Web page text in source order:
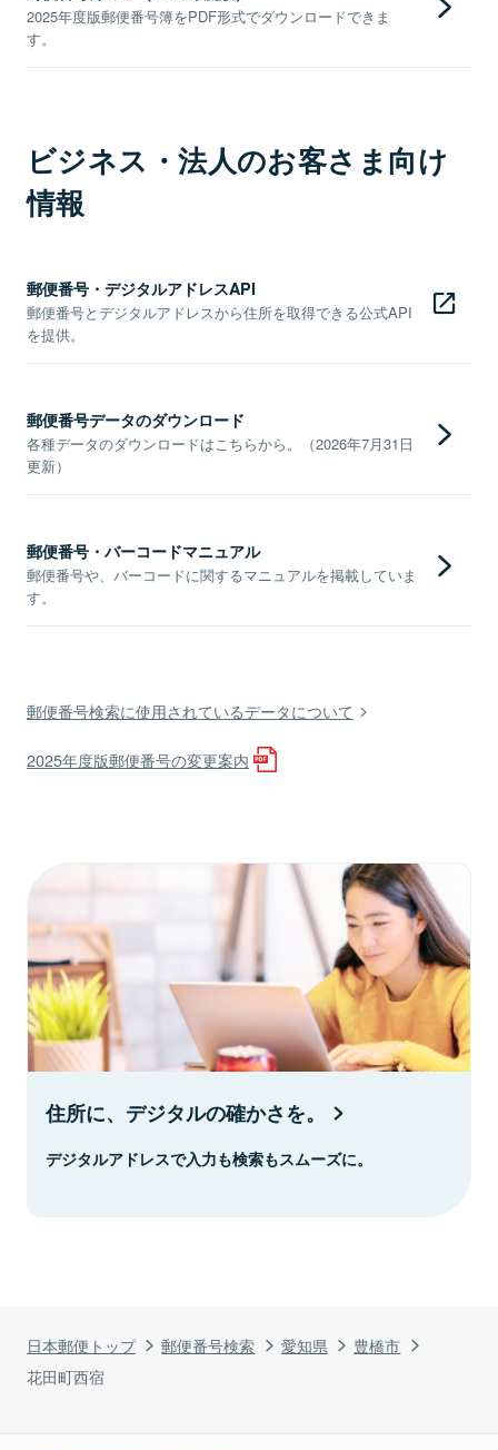
日本郵便トップ 郵便番号検索 愛知県
豊橋市
花田町西宿
2025年度版郵便番号簿をPDF形式でダウンロードできま
す。
ビジネス・法人のお客さま向け
情報
郵便番号・デジタルアドレスAPI
郵便番号とデジタルアドレスから住所を取得できる公式API
を提供。
郵便番号データのダウンロード
各種データのダウンロードはこちらから。（2026年7月31日
更新）
郵便番号・バーコードマニュアル
郵便番号や、バーコードに関するマニュアルを掲載していま
す。
郵便番号検索に使用されているデータについて
2025年度版郵便番号の変更案内
住所に、デジタルの確かさを。
デジタルアドレスで入力も検索もスムーズに。